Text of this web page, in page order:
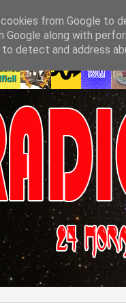
from Google to
Google along with
detect and address